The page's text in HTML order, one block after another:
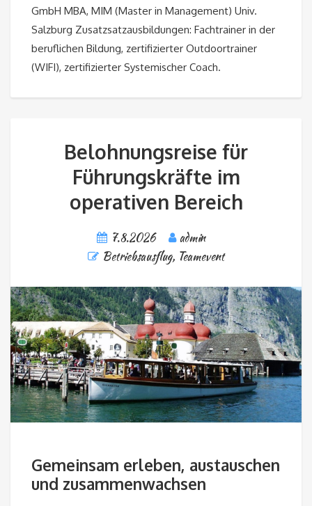
GmbH MBA, MIM (Master in Management) Univ.
Salzburg Zusatzsatzausbildungen: Fachtrainer in der
beruflichen Bildung, zertifizierter Outdoortrainer
(WIFI), zertifizierter Systemischer Coach.
Belohnungsreise für
Führungskräfte im
operativen Bereich
7.8.2026
admin
Betriebsausflug, Teamevent
Gemeinsam erleben, austauschen
und zusammenwachsen